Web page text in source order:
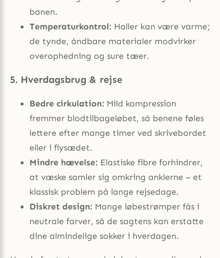
banen.
Temperaturkontrol: Haller kan være varme;
de tynde, åndbare materialer modvirker
overophedning og sure tæer.
5. Hverdagsbrug & rejse
Bedre cirkulation: Mild kompression
fremmer blodtilbageløbet, så benene føles
lettere efter mange timer ved skrivebordet
eller i flysædet.
Mindre hævelse: Elastiske fibre forhindrer,
at væske samler sig omkring anklerne – et
klassisk problem på lange rejsedage.
Diskret design: Mange løbestrømper fås i
neutrale farver, så de sagtens kan erstatte
dine almindelige sokker i hverdagen.